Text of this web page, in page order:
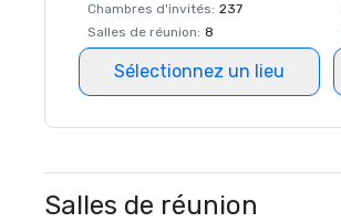
Chambres d'invités: 237
Salles de réunion: 8
Sélectionnez un lieu
Salles de réunion